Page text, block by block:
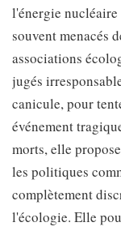
l'énergie nucléaire
souvent menacés
associations
jugés
canicule, pour
événement
morts, elle
les politiques
complètement
l'écologie. Elle